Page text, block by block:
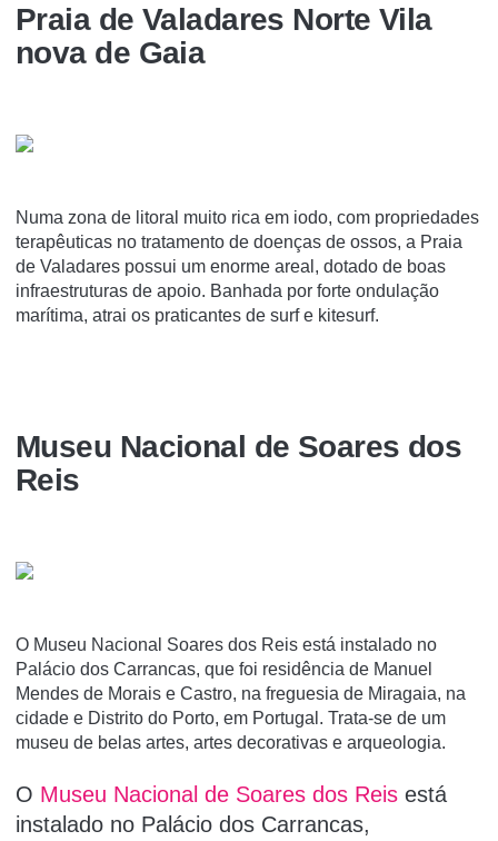
Praia de Valadares Norte Vila
nova de Gaia
Numa zona de litoral muito rica em iodo, com propriedades
terapêuticas no tratamento de doenças de ossos, a Praia
de Valadares possui um enorme areal, dotado de boas
infraestruturas de apoio. Banhada por forte ondulação
marítima, atrai os praticantes de surf e kitesurf.
Museu Nacional de Soares dos
Reis
O Museu Nacional Soares dos Reis está instalado no
Palácio dos Carrancas, que foi residência de Manuel
Mendes de Morais e Castro, na freguesia de Miragaia, na
cidade e Distrito do Porto, em Portugal. Trata-se de um
museu de belas artes, artes decorativas e arqueologia.
O Museu Nacional de Soares dos Reis está
instalado no Palácio dos Carrancas,